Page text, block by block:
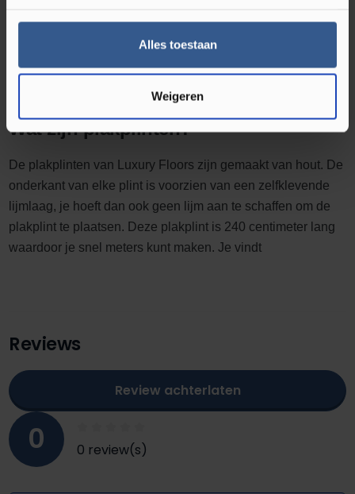
Alles toestaan
Weigeren
houten plakplinten in het assortiment. Je vind de best
Wat zijn plakplinten?
De plakplinten van Luxury Floors zijn gemaakt van hout. De
onderkant van elke plint is voorzien van een zelfklevende
lijmlaag, je hoeft dan ook geen lijm aan te schaffen om de
plakplint te plaatsen. Deze plakplint is 240 centimeter lang
waardoor je snel meters kunt maken. Je vindt
Reviews
0 0 review(s)
Review achterlaten